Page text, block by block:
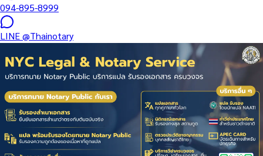
094-895-8999
LINE@Thainotary